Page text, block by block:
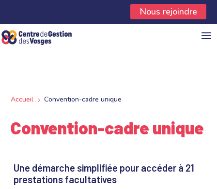
Nous rejoindre
Accueil 5 Convention-cadre unique
Convention-cadre unique
Une démarche simplifiée pour accéder à 21
prestations facultatives